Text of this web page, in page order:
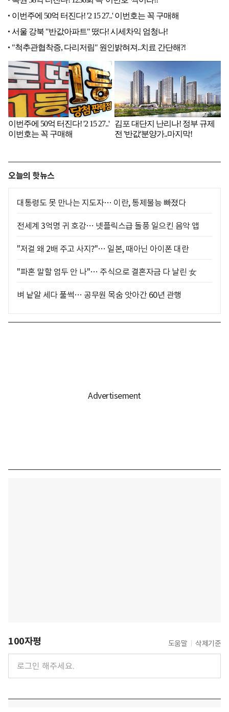
오늘의 핫뉴스
대통령도 못 만나는 지도자… 이란, 통제불능 빠졌다
전세계 3억명 귀 호강… 넷플릭스급 돌풍 일으킨 음악 앱
"저걸 왜 2배 주고 사지?"… 일본, 때아닌 아이폰 대란
"파혼 말할 엄두 안 나"… 주식으로 결혼자금 다 날린 女
벼 낱알 세다 풀썩… 공무원 목숨 앗아간 60년 관행
100자평 도움말 삭제기준